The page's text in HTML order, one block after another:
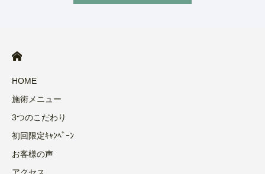
HOME
施術メニュー
3つのこだわり
初回限定ｷｬﾝﾍﾟｰﾝ
お客様の声